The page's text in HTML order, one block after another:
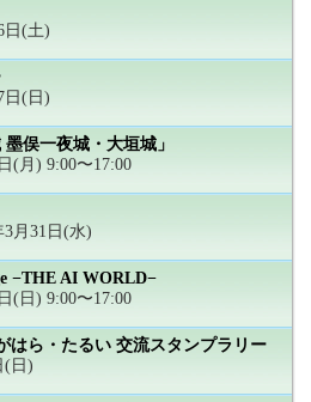
日(土)
日(日)
俣一夜城・大垣城」
(月) 9:00〜17:00
3月31日(水)
−THE AI WORLD−
(日) 9:00〜17:00
はら・たるい 交流スタンプラリー
(日)